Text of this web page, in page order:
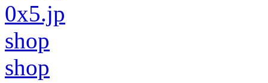
0x5.jp
shop
shop